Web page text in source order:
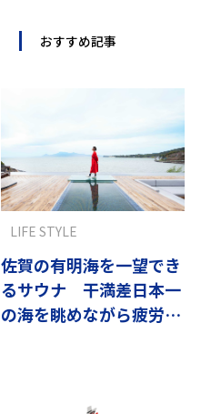
おすすめ記事
佐賀の有明海を一望でき
るサウナ 干満差日本一
の海を眺めながら疲労回
LIFE STYLE